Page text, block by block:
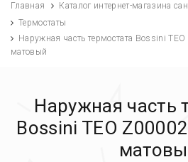
Главная Каталог интернет-магазина
Термостаты
Наружная часть термостата Bossini
матовый
Наружная часть
Bossini TEO